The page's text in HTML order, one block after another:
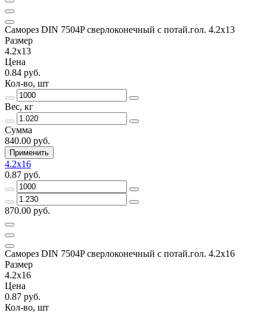
Саморез DIN 7504P сверлоконечный с потай.гол. 4.2x13
Размер
4.2x13
Цена
0.84 руб.
Кол-во, шт
Вес, кг
Сумма
840.00 руб.
Применить
4.2x16
0.87 руб.
870.00 руб.
Саморез DIN 7504P сверлоконечный с потай.гол. 4.2x16
Размер
4.2x16
Цена
0.87 руб.
Кол-во, шт